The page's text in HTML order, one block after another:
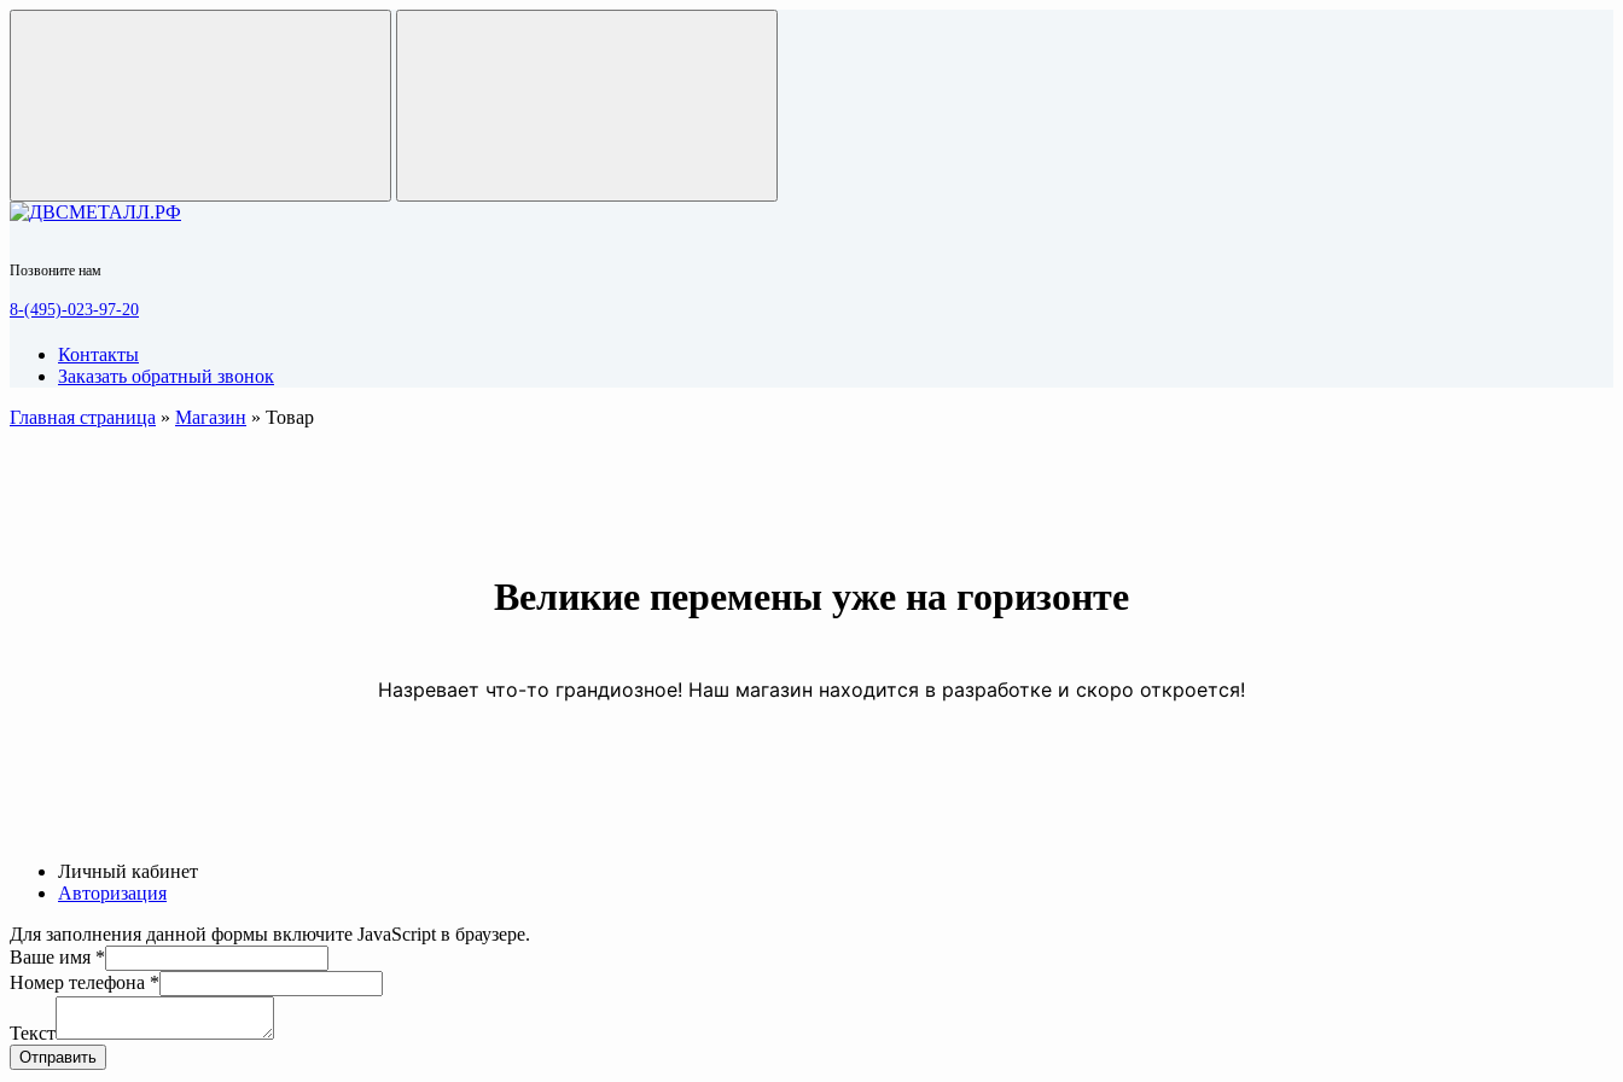
Позвоните нам
8-(495)-023-97-20
Контакты
Заказать обратный звонок
Главная страница » Магазин » Товар
Великие перемены уже на горизонте
Назревает что-то грандиозное! Наш магазин находится в разработке и скоро откроется!
Личный кабинет
Авторизация
Для заполнения данной формы включите JavaScript в браузере.
Ваше
Текст
Ваше имя *
Номер телефона *
Текст
Отправить